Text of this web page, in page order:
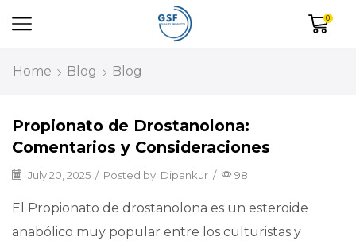
0
Home Blog Blog
Propionato de Drostanolona:
Comentarios y Consideraciones
July 20, 2025 / Posted by Dipankur / 98
El Propionato de drostanolona es un esteroide
anabólico muy popular entre los culturistas y